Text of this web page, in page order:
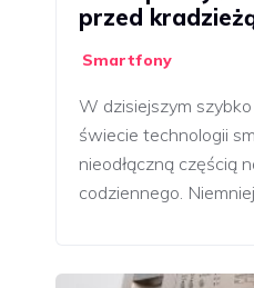
przed
Smartfony
W dzisiejszym
świecie technologii
nieodłączną częścią
codziennego.